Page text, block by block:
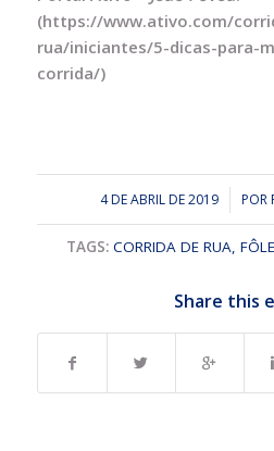
(https://www.ativo.com/
rua/iniciantes/5-dicas-para-
corrida/)
4 DE ABRIL DE 2019
/ POR
TAGS: CORRIDA DE RUA,
Share this